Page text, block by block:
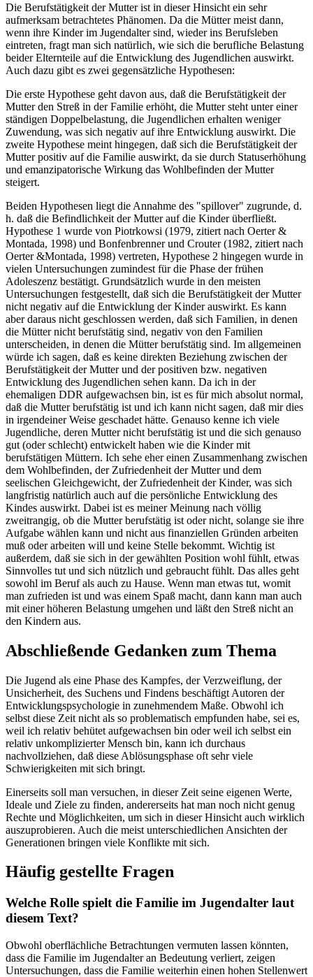
Die Berufstätigkeit der Mutter ist in dieser Hinsicht ein sehr
aufmerksam betrachtetes Phänomen. Da die Mütter meist dann,
wenn ihre Kinder im Jugendalter sind, wieder ins Berufsleben
eintreten, fragt man sich natürlich, wie sich die berufliche Belastung
beider Elternteile auf die Entwicklung des Jugendlichen auswirkt.
Auch dazu gibt es zwei gegensätzliche Hypothesen:
Die erste Hypothese geht davon aus, daß die Berufstätigkeit der
Mutter den Streß in der Familie erhöht, die Mutter steht unter einer
ständigen Doppelbelastung, die Jugendlichen erhalten weniger
Zuwendung, was sich negativ auf ihre Entwicklung auswirkt. Die
zweite Hypothese meint hingegen, daß sich die Berufstätigkeit der
Mutter positiv auf die Familie auswirkt, da sie durch Statuserhöhung
und emanzipatorische Wirkung das Wohlbefinden der Mutter
steigert.
Beiden Hypothesen liegt die Annahme des "spillover" zugrunde, d.
h. daß die Befindlichkeit der Mutter auf die Kinder überfließt.
Hypothese 1 wurde von Piotrkowsi (1979, zitiert nach Oerter &
Montada, 1998) und Bonfenbrenner und Crouter (1982, zitiert nach
Oerter &Montada, 1998) vertreten, Hypothese 2 hingegen wurde in
vielen Untersuchungen zumindest für die Phase der frühen
Adoleszenz bestätigt. Grundsätzlich wurde in den meisten
Untersuchungen festgestellt, daß sich die Berufstätigkeit der Mutter
nicht negativ auf die Entwicklung der Kinder auswirkt. Es kann
aber daraus nicht geschlossen werden, daß sich Familien, in denen
die Mütter nicht berufstätig sind, negativ von den Familien
unterscheiden, in denen die Mütter berufstätig sind. Im allgemeinen
würde ich sagen, daß es keine direkten Beziehung zwischen der
Berufstätigkeit der Mutter und der positiven bzw. negativen
Entwicklung des Jugendlichen sehen kann. Da ich in der
ehemaligen DDR aufgewachsen bin, ist es für mich absolut normal,
daß die Mutter berufstätig ist und ich kann nicht sagen, daß mir dies
in irgendeiner Weise geschadet hätte. Genauso kenne ich viele
Jugendliche, deren Mutter nicht berufstätig ist und die sich genauso
gut (oder schlecht) entwickelt haben wie die Kinder mit
berufstätigen Müttern. Ich sehe eher einen Zusammenhang zwischen
dem Wohlbefinden, der Zufriedenheit der Mutter und dem
seelischen Gleichgewicht, der Zufriedenheit der Kinder, was sich
langfristig natürlich auch auf die persönliche Entwicklung des
Kindes auswirkt. Dabei ist es meiner Meinung nach völlig
zweitrangig, ob die Mutter berufstätig ist oder nicht, solange sie ihre
Aufgabe wählen kann und nicht aus finanziellen Gründen arbeiten
muß oder arbeiten will und keine Stelle bekommt. Wichtig ist
außerdem, daß sie sich in der gewählten Position wohl fühlt, etwas
Sinnvolles tut und sich nützlich und gebraucht fühlt. Das alles geht
sowohl im Beruf als auch zu Hause. Wenn man etwas tut, womit
man zufrieden ist und was einem Spaß macht, dann kann man auch
mit einer höheren Belastung umgehen und läßt den Streß nicht an
den Kindern aus.
Abschließende Gedanken zum Thema
Die Jugend als eine Phase des Kampfes, der Verzweiflung, der
Unsicherheit, des Suchens und Findens beschäftigt Autoren der
Entwicklungspsychologie in zunehmendem Maße. Obwohl ich
selbst diese Zeit nicht als so problematisch empfunden habe, sei es,
weil ich relativ behütet aufgewachsen bin oder weil ich selbst ein
relativ unkomplizierter Mensch bin, kann ich durchaus
nachvollziehen, daß diese Ablösungsphase oft sehr viele
Schwierigkeiten mit sich bringt.
Einerseits soll man versuchen, in dieser Zeit seine eigenen Werte,
Ideale und Ziele zu finden, andererseits hat man noch nicht genug
Rechte und Möglichkeiten, um sich in dieser Hinsicht auch wirklich
auszuprobieren. Auch die meist unterschiedlichen Ansichten der
Generationen bringen viele Konflikte mit sich.
Häufig gestellte Fragen
Welche Rolle spielt die Familie im Jugendalter laut
diesem Text?
Obwohl oberflächliche Betrachtungen vermuten lassen könnten,
dass die Familie im Jugendalter an Bedeutung verliert, zeigen
Untersuchungen, dass die Familie weiterhin einen hohen Stellenwert